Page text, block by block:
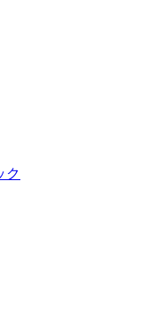
ク